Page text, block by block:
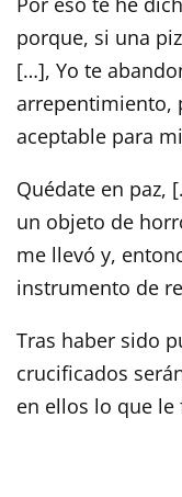
porque, si una
[…], Yo te
arrepentimiento,
aceptable para
Quédate en paz,
un objeto de
me llevó y,
instrumento de
Tras haber sido
crucificados
en ellos lo que le